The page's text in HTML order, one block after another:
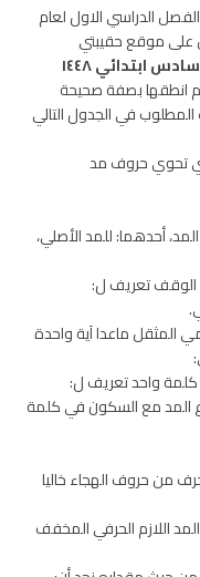
الدراسي الاول لعام
ابتدائي ١٤٤٨
انطقها بصفة صحيحة
في الجدول التالي
تحوي حروف مد
أحدهما: للمد الأصلي،
تعريف ل:
المثقل ماعدا آية واحدة
واحد تعريف ل:
المد مع السكون في كلمة
من حروف الهجاء خاليا
اللازم الحرفي المخفف